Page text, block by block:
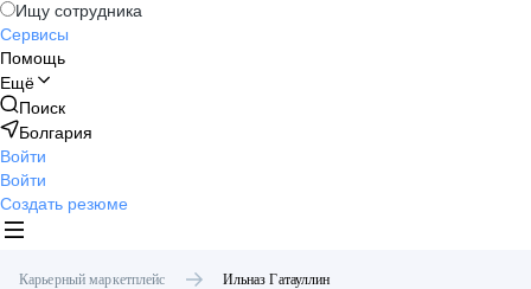
Ищу сотрудника
Сервисы
Помощь
Ещё
Поиск
Болгария
Войти
Войти
Создать резюме
Карьерный маркетплейс Ильназ Гатауллин